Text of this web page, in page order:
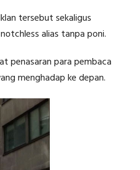
tersebut sekaligus
alias tanpa poni.
penasaran para pembaca
menghadap ke depan.